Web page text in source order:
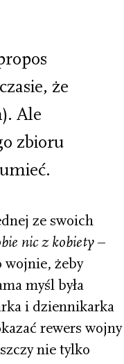
że
Ale
zbioru
ze swoich
nic z kobiety –
wojnie, żeby
myśl była
i dziennikarka
rewers wojny
nie tylko